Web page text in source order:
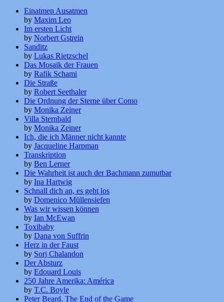
Einatmen Ausatmen
by Maxim Leo
Im ersten Licht
by Norbert Gstrein
Sanditz
by Lukas Rietzschel
Das Mosaik der Frauen
by Rafik Schami
Die Straße
by Robert Seethaler
Die Ordnung der Sterne über Como
by Monika Zeiner
Villa Sternbald
by Monika Zeiner
Ich, die ich Männer nicht kannte
by Jacqueline Harpman
Transkription
by Ben Lerner
Die Wahrheit ist auch der Bachmann zumutbar
by Ina Hartwig
Schnall dich an, es geht los
by Domenico Müllensiefen
Was wir wissen können
by Ian McEwan
Toxibaby
by Dana von Suffrin
Herz in der Faust
by Sorj Chalandon
Der Absturz
by Edouard Louis
250 Jahre Amerika: América
by T.C. Boyle
Peter Beard. The End of the Game